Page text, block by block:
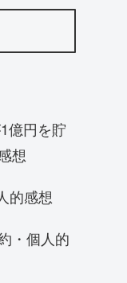
億円を貯
想
的感想
・個人的